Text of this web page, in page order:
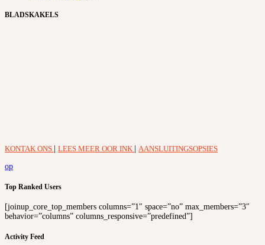
BLADSKAKELS
KONTAK ONS LEES MEER OOR INK
AANSLUITINGSOPSIES
op
Top Ranked Users
[joinup_core_top_members columns=”1″ space=”no” max_members=”3″
behavior=”columns” columns_responsive=”predefined”]
Activity Feed